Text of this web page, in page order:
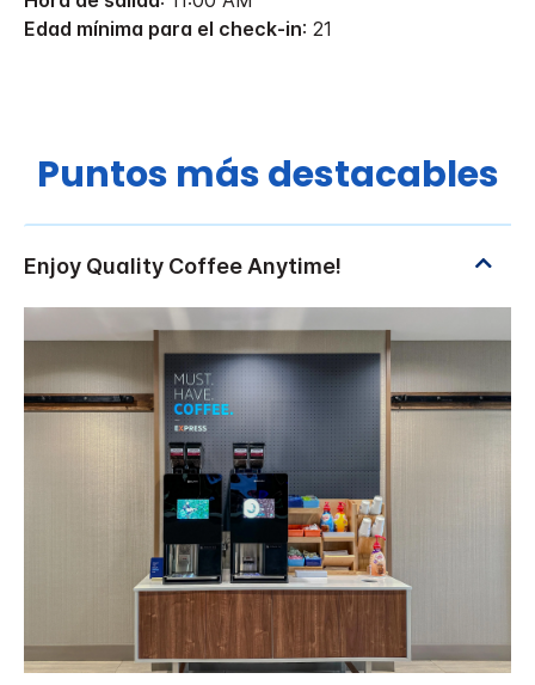
Edad mínima para el check-in: 21
Puntos más destacables